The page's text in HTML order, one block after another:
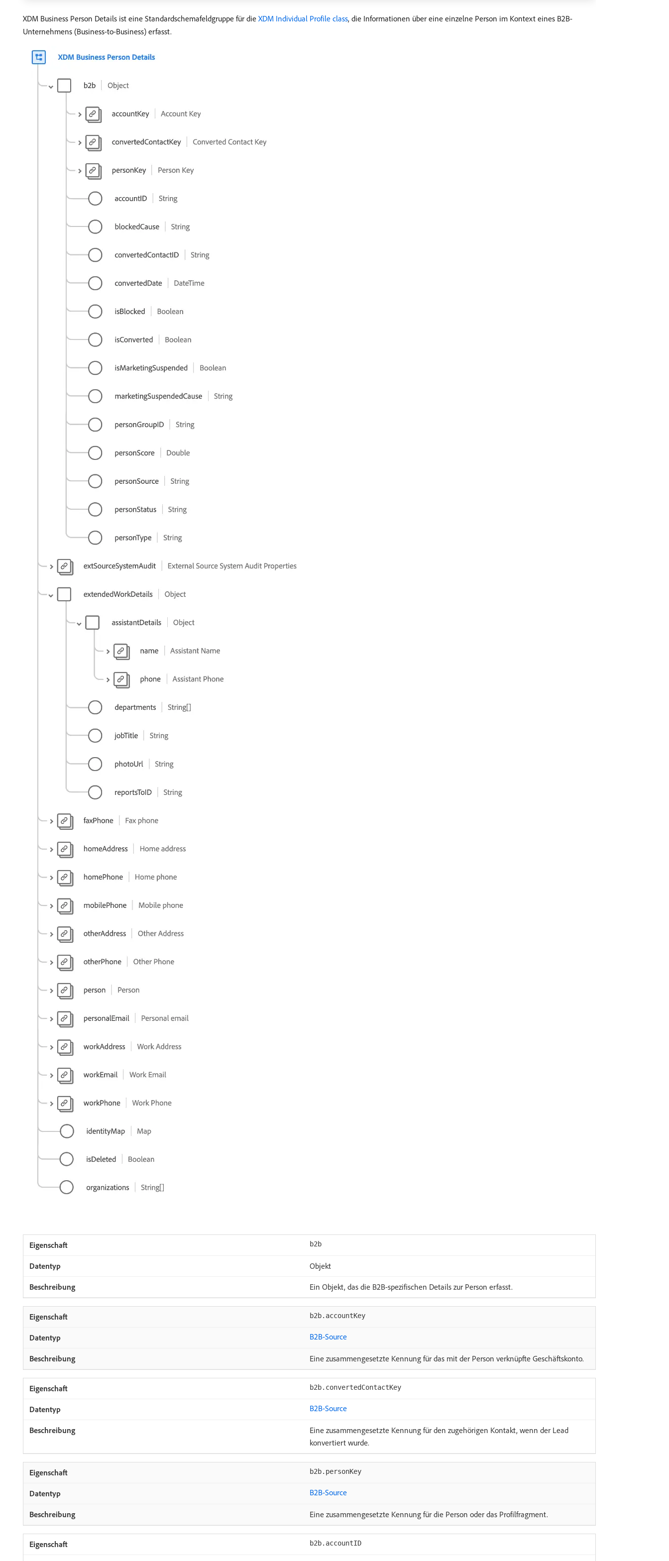
XDM Business Person Details ist eine Standardschemafeldgruppe für die XDM Individual Profile class, die Informationen über eine einzelne Person im Kontext eines B2B-
Unternehmens (Business-to-Business) erfasst.
b2b
Objekt
Ein Objekt, das die B2B-spezifischen Details zur Person erfasst.
b2b.accountKey
B2B-Source
Eine zusammengesetzte Kennung für das mit der Person verknüpfte Geschäftskonto.
b2b.convertedContactKey
B2B-Source
Eine zusammengesetzte Kennung für den zugehörigen Kontakt, wenn der Lead
konvertiert wurde.
b2b.personKey
B2B-Source
Eine zusammengesetzte Kennung für die Person oder das Profilfragment.
b2b.accountID